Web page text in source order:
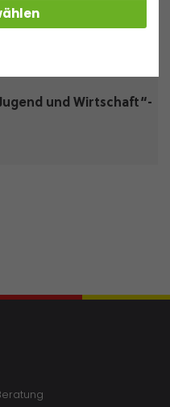
und Wirtschaft“-